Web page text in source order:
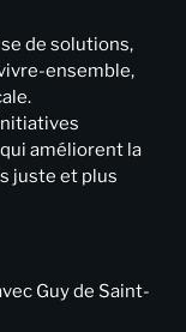
de solutions,
ensemble,
améliorent la
juste et plus
Guy de Saint-